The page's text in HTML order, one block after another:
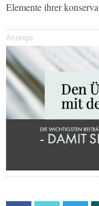
Elemente ihrer
Anzeige